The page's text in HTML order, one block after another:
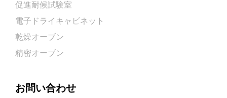
促進耐候試験室
電子ドライキャビネット
乾燥オーブン
精密オーブン
お問い合わせ